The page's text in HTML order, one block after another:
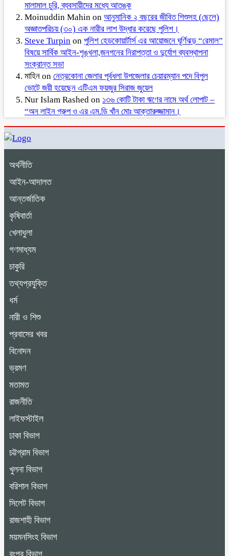
মালামাল চুরি, ব্যবসায়ীদের মধ্যে আতঙ্ক
Moinuddin Mahin on আনুমানিক ২ বছরের জীবিত শিশুসহ (ছেলে)
অজ্ঞাতপরিচয় (৩০) এক নারীর লাশ উদ্ধার করেছে পুলিশ।
Steve Turpin on পুলিশ হেডকোয়ার্টার্স এর আয়োজনে ঘূর্ণিঝড় “রেমাল”
বিষয়ে সার্বিক আইন-শৃঙ্খলা,জনগনের নিরাপত্তা ও দুর্যোগ ব্যবস্থাপনা
সংক্রান্ত সভা
মাহিন on নেত্রকোনা জেলার পূর্বধলা উপজেলার চেয়ারম্যান পদে বিপুল
ভোটে জয়ী হয়েছেন এটিএম ফয়জুর সিরাজ জুয়েল
Nur Islam Rashed on ১৩৬ কোটি টাকা ঋণের নামে অর্থ লোপাট –
“অন লাইন গ্রুপ ও এর এম.ডি খাঁন মোঃ আক্তারুজ্জামান।
অর্থনীতি
আইন-আদালত
আন্তর্জাতিক
কৃষিবার্তা
খেলাধুলা
গণমাধ্যম
চাকুরি
তথ্যপ্রযুক্তি
ধর্ম
নারী ও শিশু
প্রবাসের খবর
বিনোদন
ভ্রমণ
মতামত
রাজনীতি
লাইফস্টাইল
ঢাকা বিভাগ
চট্টগ্রাম বিভাগ
খুলনা বিভাগ
বরিশাল বিভাগ
সিলেট বিভাগ
রাজশাহী বিভাগ
ময়মনসিংহ বিভাগ